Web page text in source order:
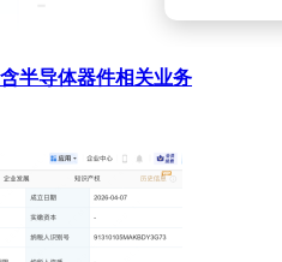
半导体器件相关业务